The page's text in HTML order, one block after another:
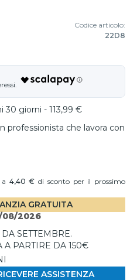
Codice articolo:
22D8
30 giorni - 113,99 €
professionista che lavora con
4,40 € di sconto per il prossimo
GRATUITA
08/2026
SETTEMBRE.
A PARTIRE DA 150€
ASSISTENZA